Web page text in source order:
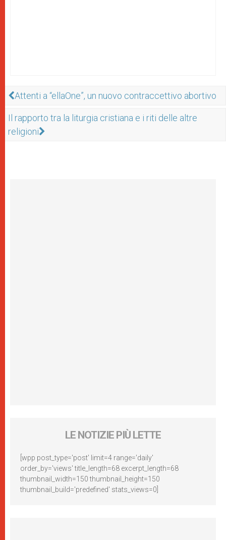
Attenti a “ellaOne”, un nuovo contraccettivo abortivo
Il rapporto tra la liturgia cristiana e i riti delle altre
religioni
LE NOTIZIE PIÙ LETTE
[wpp post_type='post' limit=4 range='daily'
order_by='views' title_length=68 excerpt_length=68
thumbnail_width=150 thumbnail_height=150
thumbnail_build='predefined' stats_views=0]